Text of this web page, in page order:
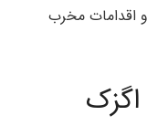
اقدامات مخرب